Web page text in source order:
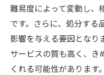
難易度によって変動し、
です。さらに、処分する
影響を与える要因となり
サービスの質も高く、き
くれる可能性があります